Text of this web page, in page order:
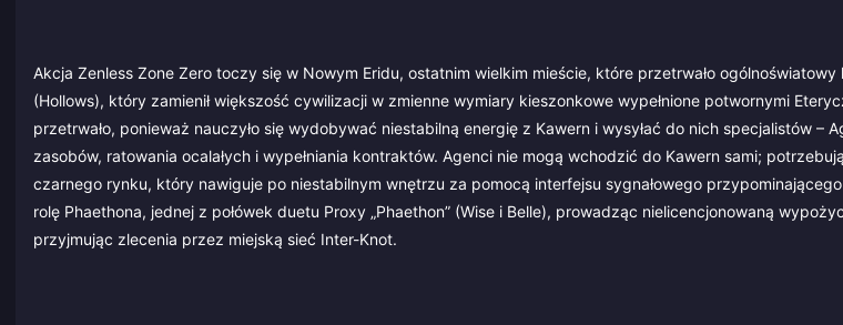
Akcja Zenless Zone Zero toczy się w Nowym Eridu, ostatnim wielkim mieście, które przetrwało
(Hollows), który zamienił większość cywilizacji w zmienne wymiary kieszonkowe wypełnione potwornymi
przetrwało, ponieważ nauczyło się wydobywać niestabilną energię z Kawern i wysyłać do nich specjalistów –
zasobów, ratowania ocalałych i wypełniania kontraktów. Agenci nie mogą wchodzić do Kawern sami;
czarnego rynku, który nawiguje po niestabilnym wnętrzu za pomocą interfejsu sygnałowego
rolę Phaethona, jednej z połówek duetu Proxy „Phaethon” (Wise i Belle), prowadząc nielicencjonowaną
przyjmując zlecenia przez miejską sieć Inter-Knot.